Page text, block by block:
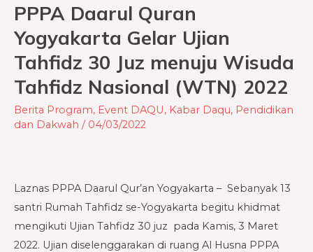
PPPA Daarul Quran
Yogyakarta Gelar Ujian
Tahfidz 30 Juz menuju Wisuda
Tahfidz Nasional (WTN) 2022
Berita Program, Event DAQU, Kabar Daqu, Pendidikan
dan Dakwah / 04/03/2022
Laznas PPPA Daarul Qur’an Yogyakarta – Sebanyak 13
santri Rumah Tahfidz se-Yogyakarta begitu khidmat
mengikuti Ujian Tahfidz 30 juz pada Kamis, 3 Maret
2022. Ujian diselenggarakan di ruang Al Husna PPPA
PPPA
Daarul
Quran
Yogyakarta
Gelar
Ujian
Tahfidz